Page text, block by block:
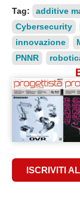
Tag: additive
Cybersecurity
innovazione
PNNR
ISCRIVITI